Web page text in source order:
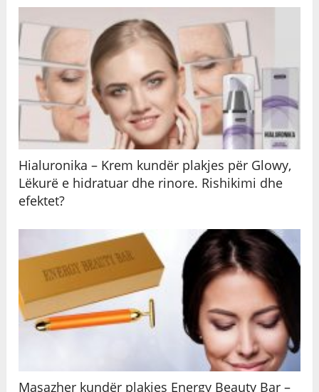
Hialuronika – Krem kundër plakjes për Glowy,
Lëkurë e hidratuar dhe rinore. Rishikimi dhe
efektet?
Masazher kundër plakjes Energy Beauty Bar –